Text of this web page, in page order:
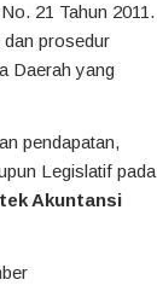
21 Tahun 2011.
prosedur
Daerah yang
pendapatan,
Legislatif pada
Akuntansi